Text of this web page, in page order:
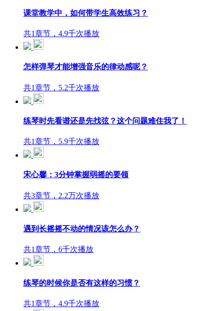
课堂教学中，如何带学生高效练习？
共1章节，4.9千次播放
怎样弹琴才能增强音乐的律动感呢？
共1章节，5.2千次播放
练琴时先看谱还是先找弦？这个问题难住我了！
共1章节，5.9千次播放
宋心馨：3分钟掌握弱摇的要领
共3章节，2.2万次播放
遇到长摇摇不动的情况该怎么办？
共1章节，6千次播放
练琴的时候你是否有这样的习惯？
共1章节，4.9千次播放